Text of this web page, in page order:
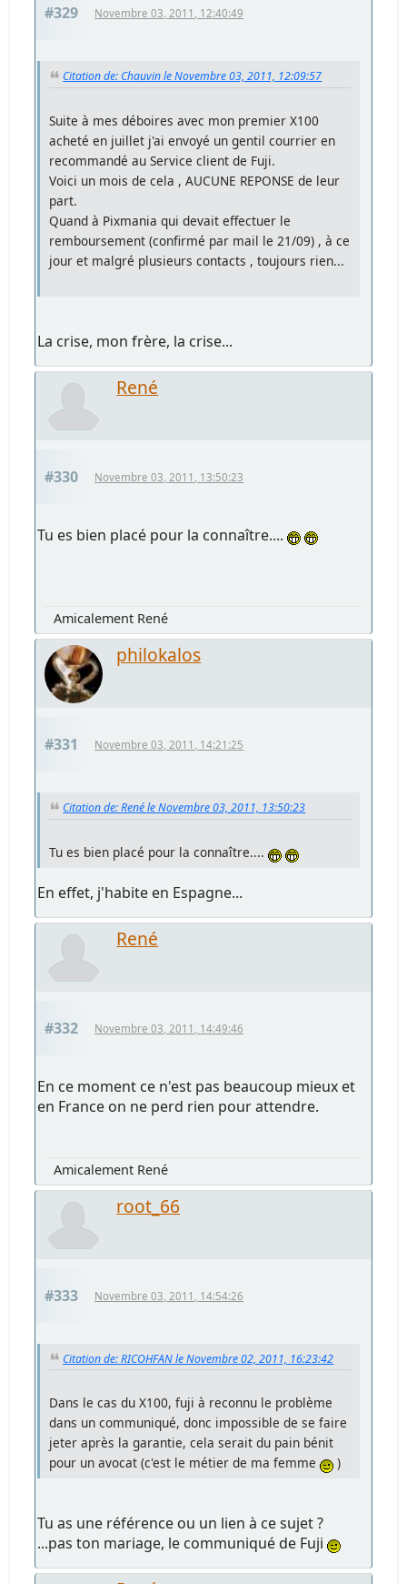
#329 Novembre 03, 2011, 12:40:49
Citation de: Chauvin le Novembre 03, 2011, 12:09:57
Suite à mes déboires avec mon premier X100
acheté en juillet j'ai envoyé un gentil courrier en
recommandé au Service client de Fuji.
Voici un mois de cela , AUCUNE REPONSE de leur
part.
Quand à Pixmania qui devait effectuer le
remboursement (confirmé par mail le 21/09) , à ce
jour et malgré plusieurs contacts , toujours rien...
La crise, mon frère, la crise...
René
#330 Novembre 03, 2011, 13:50:23
Tu es bien placé pour la connaître....
Amicalement René
philokalos
#331 Novembre 03, 2011, 14:21:25
Citation de: René le Novembre 03, 2011, 13:50:23
Tu es bien placé pour la connaître....
En effet, j'habite en Espagne...
René
#332 Novembre 03, 2011, 14:49:46
En ce moment ce n'est pas beaucoup mieux et
en France on ne perd rien pour attendre.
Amicalement René
root_66
#333 Novembre 03, 2011, 14:54:26
Citation de: RICOHFAN le Novembre 02, 2011, 16:23:42
Dans le cas du X100, fuji à reconnu le problème
dans un communiqué, donc impossible de se faire
jeter après la garantie, cela serait du pain bénit
pour un avocat (c'est le métier de ma femme
)
Tu as une référence ou un lien à ce sujet ?
...pas ton mariage, le communiqué de Fuji